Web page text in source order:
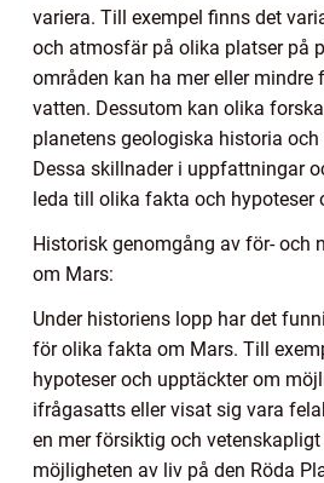
variera. Till exempel finns det
och atmosfär på olika platser på
områden kan ha mer eller mindre
vatten. Dessutom kan olika
planetens geologiska historia
Dessa skillnader i uppfattningar
leda till olika fakta och hypoteser
Historisk genomgång av för- och
om Mars:
Under historiens lopp har det
för olika fakta om Mars. Till
hypoteser och upptäckter om
ifrågasatts eller visat sig vara
en mer försiktig och
möjligheten av liv på den Röda